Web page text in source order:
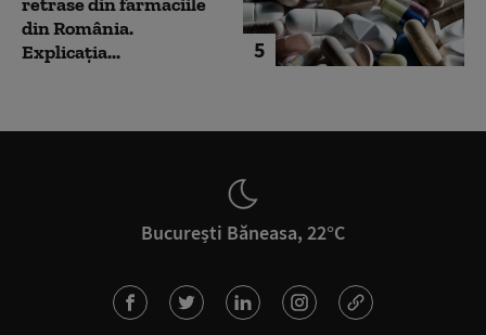
5
din România.
Explicația...
București Băneasa, 22°C